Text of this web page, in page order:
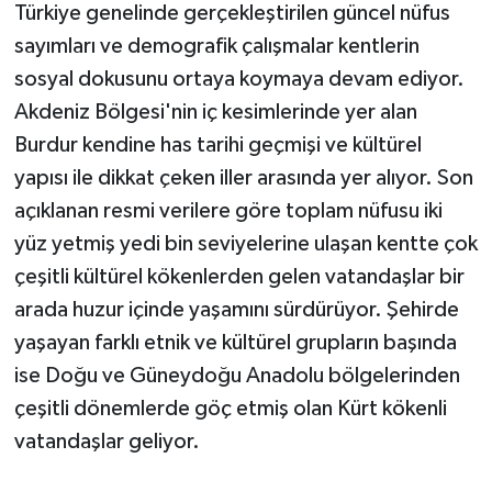
Türkiye genelinde gerçekleştirilen güncel nüfus
sayımları ve demografik çalışmalar kentlerin
sosyal dokusunu ortaya koymaya devam ediyor.
Akdeniz Bölgesi'nin iç kesimlerinde yer alan
Burdur kendine has tarihi geçmişi ve kültürel
yapısı ile dikkat çeken iller arasında yer alıyor. Son
açıklanan resmi verilere göre toplam nüfusu iki
yüz yetmiş yedi bin seviyelerine ulaşan kentte çok
çeşitli kültürel kökenlerden gelen vatandaşlar bir
arada huzur içinde yaşamını sürdürüyor. Şehirde
yaşayan farklı etnik ve kültürel grupların başında
ise Doğu ve Güneydoğu Anadolu bölgelerinden
çeşitli dönemlerde göç etmiş olan Kürt kökenli
vatandaşlar geliyor.